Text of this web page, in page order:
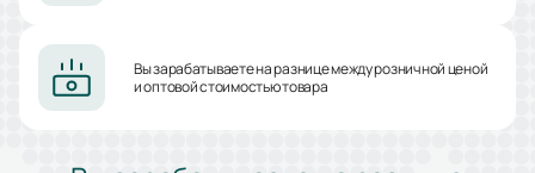
Вы зарабатываете на разнице между розничной ценой
и оптовой стоимостью товара